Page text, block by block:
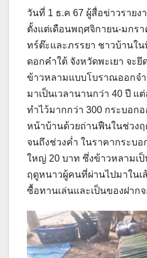
วันที่ 1 ธ.ค 67 ผู้สื่อข่าวรายง
ตั้งแต่เดือนพฤศจิกายน-มกร
ทร์ต๊ะและภรรยา ชาวบ้านใ
ดอกคำใต้ จังหวัดพะเยา จะ
ข้าวหลามแบบโบราณออกจ
มาเป็นเวลานานกว่า 40 ปี แ
ทำไว้มากกว่า 300 กระบอกอ
หน้าบ้านด้วยถ่านฟืนในช่วงฤ
จนถึงช่วงค่ำ ในราคากระบอ
ใหญ่ 20 บาท ซึ่งข้าวหลามเ
ฤดูหนาวผู้คนที่ผ่านไปมาใน
ซื้อทานเล่นและเป็นของฝาก